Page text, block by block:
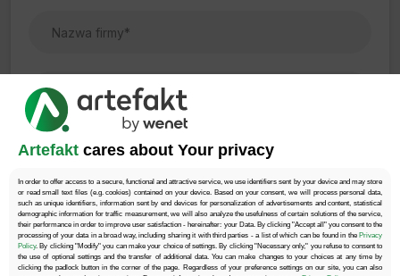
Artefakt cares about Your privacy
In order to offer access to a secure, functional and attractive service, we use identifiers sent by your device and may store
or read small text files (e.g. cookies) contained on your device. Based on your consent, we will process personal data,
such as unique identifiers, information sent by end devices for personalization of advertisements and content, statistical
demographic information for traffic measurement, we will also analyze the usefulness of certain solutions of the service,
their performance in order to improve user satisfaction - hereinafter: your Data. By clicking "Accept all" you consent to the
processing of your data in a broad way, including sharing it with third parties - a list of which can be found in the Privacy
Policy. By clicking "Modify" you can make your choice of settings. By clicking "Necessary only," you refuse to consent to
the use of optional settings and the transfer of additional data. You can make changes to your choices at any time by
clicking the padlock button in the corner of the page. Regardless of your preference settings on our site, you can also